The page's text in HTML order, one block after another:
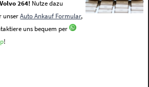
264! Nutze dazu
unserAuto Ankauf Formular,
uns bequem per
!